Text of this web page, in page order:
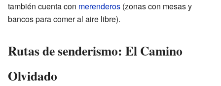
también cuenta con merenderos (zonas con mesas y
bancos para comer al aire libre).
Rutas de senderismo: El Camino
Olvidado